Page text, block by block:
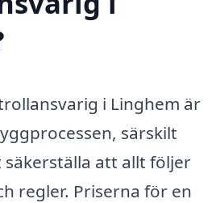
i Linghem är
särskilt
att allt följer
regler. Priserna för en